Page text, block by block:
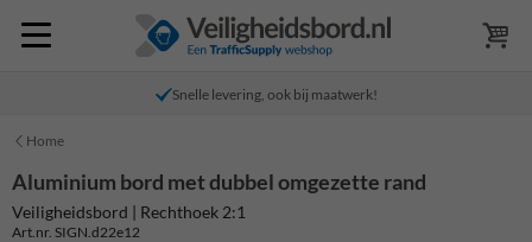
Snelle levering, ook bij maatwerk!
Home
Aluminium bord met dubbel omgezette rand
Veiligheidsbord | Rechthoek 2:1
Art.nr. SIGN.d22e12